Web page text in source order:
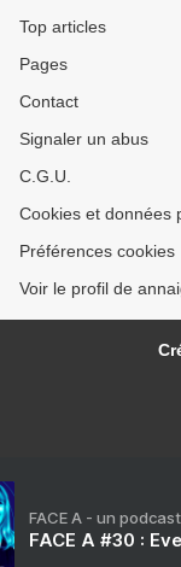
Top articles
Pages
Contact
Signaler un abus
C.G.U.
Cookies et données
Préférences cookies
Voir le profil de
FACE A - un
FACE A #30 :